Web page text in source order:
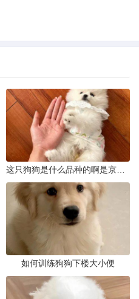
如何训练狗狗下楼大小便